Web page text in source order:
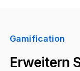
Gamification
Erweitern